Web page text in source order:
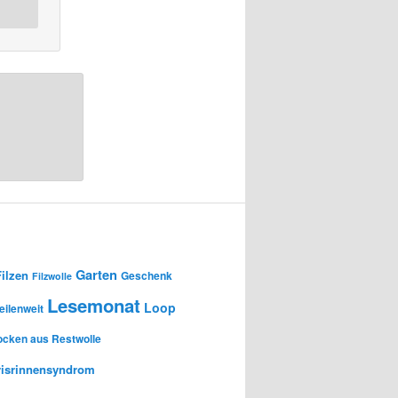
Filzwolle Garten Geschenk
Lesemonat Loop
aus Restwolle